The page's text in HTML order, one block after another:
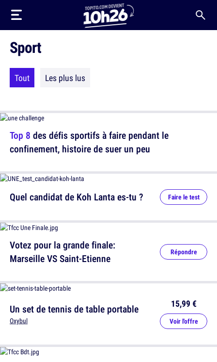
Sport
Tout Les plus lus
Top 8 des défis sportifs à faire pendant le
confinement, histoire de suer un peu
Un set de tennis de table portable
Oxybul
15,99 €
Voir l'offre
Quel candidat de Koh Lanta es-tu ? Faire le test
Votez pour la grande finale:
Marseille VS Saint-Etienne
Répondre